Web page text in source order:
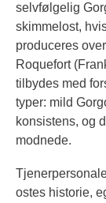
selvfølgelig
skimmelost,
produceres
Roquefort
tilbydes med
typer: mild
konsistens, og
modnede.
ostes historie,